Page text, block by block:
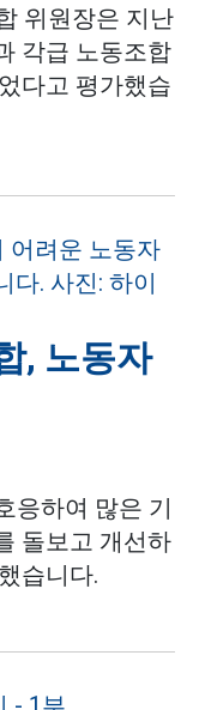
위원장은 지난
각급 노동조합
다고 평가했습
, 노동자
응하여 많은 기
돌보고 개선하
습니다.